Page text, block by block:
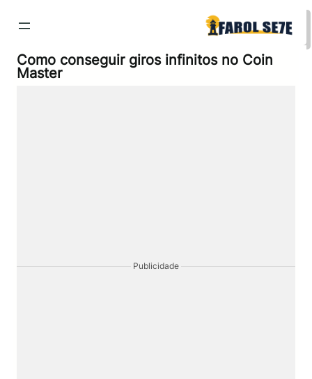
para
conteúdo
Como conseguir giros infinitos no Coin
Master
Publicidade